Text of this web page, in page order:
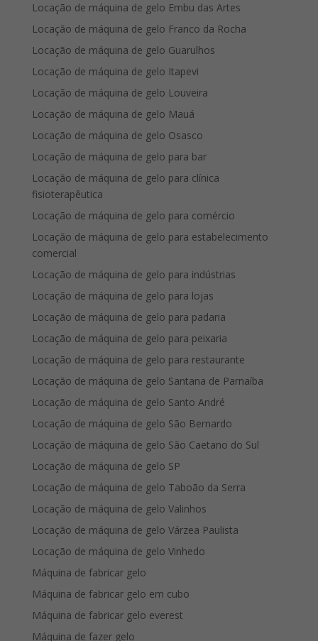
Locação de máquina de gelo Embu das Artes
Locação de máquina de gelo Franco da Rocha
Locação de máquina de gelo Guarulhos
Locação de máquina de gelo Itapevi
Locação de máquina de gelo Louveira
Locação de máquina de gelo Mauá
Locação de máquina de gelo Osasco
Locação de máquina de gelo para bar
Locação de máquina de gelo para clínica
fisioterapêutica
Locação de máquina de gelo para comércio
Locação de máquina de gelo para estabelecimento
comercial
Locação de máquina de gelo para indústrias
Locação de máquina de gelo para lojas
Locação de máquina de gelo para padaria
Locação de máquina de gelo para peixaria
Locação de máquina de gelo para restaurante
Locação de máquina de gelo Santana de Parnaíba
Locação de máquina de gelo Santo André
Locação de máquina de gelo São Bernardo
Locação de máquina de gelo São Caetano do Sul
Locação de máquina de gelo SP
Locação de máquina de gelo Taboão da Serra
Locação de máquina de gelo Valinhos
Locação de máquina de gelo Várzea Paulista
Locação de máquina de gelo Vinhedo
Máquina de fabricar gelo
Máquina de fabricar gelo em cubo
Máquina de fabricar gelo everest
Máquina de fazer gelo